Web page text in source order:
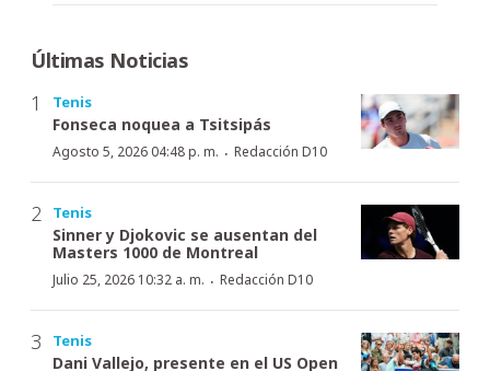
Últimas Noticias
Tenis
Fonseca noquea a Tsitsipás
Agosto 5, 2026 04:48 p. m. · Redacción D10
Tenis
Sinner y Djokovic se ausentan del
Masters 1000 de Montreal
Julio 25, 2026 10:32 a. m. · Redacción D10
Tenis
Dani Vallejo, presente en el US Open